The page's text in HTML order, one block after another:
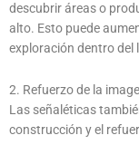
descubrir áreas o
alto. Esto puede
exploración dentro del
2. Refuerzo de la
Las señaléticas
construcción y el